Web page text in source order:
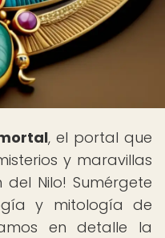
, el portal que
y maravillas
Nilo! Sumérgete
y mitología de
en detalle la